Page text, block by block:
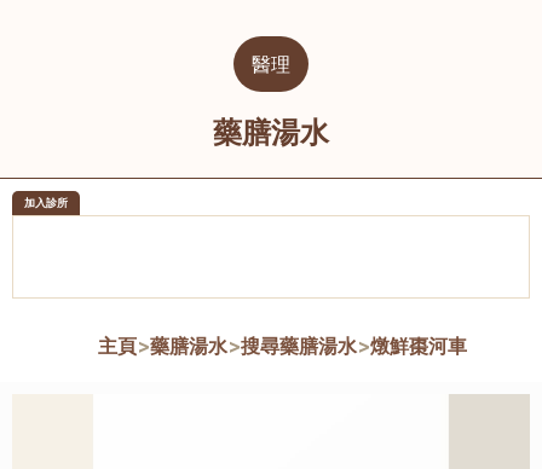
醫理
藥膳湯水
加入診所
主頁>藥膳湯水>搜尋藥膳湯水>燉鮮棗河車